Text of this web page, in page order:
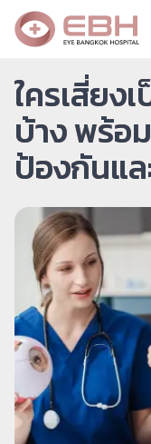
ใครเสี่ยง
บ้าง พร้อ
ป้องกันแล